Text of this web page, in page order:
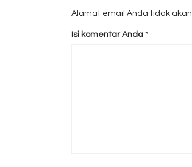
Alamat email Anda tidak
Isi komentar Anda *